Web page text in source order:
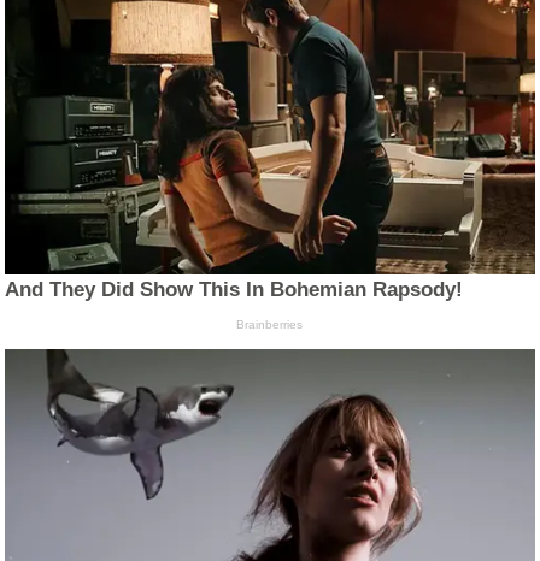
And They Did Show This In Bohemian Rapsody!
Brainberries